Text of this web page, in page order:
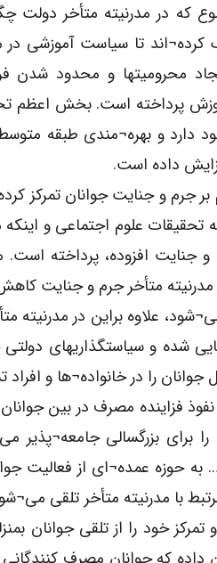
که در مدرنیته متأخر دولت
تا سیاست آموزشی در
محرومیتها و محدود
پرداخته است. بخش اعظم
دارد و بهره¬مندی طبقه
داده است.
جرم و جنایت جوانان تمرکز
به تحقیقات علوم
جنایت افزوده، پرداخته است.
متأخر جرم و جنایت کاهش
علاوه براین در مدرنیته
شده و سیاستگذاریهای
را در خانواده¬ها و
فزاینده مصرف در بین
برای بزرگسالی جامعه¬پذیر
به حوزه عمده¬ای از فعالیت
با مدرنیته متأخر تلقی
خود را از تلقی جوانان